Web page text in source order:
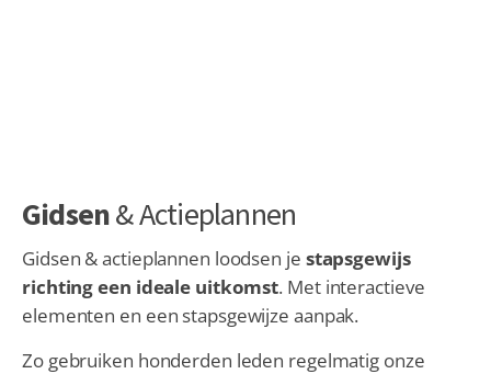
Gidsen& Actieplannen
Gidsen & actieplannen loodsen je stapsgewijs
richting een ideale uitkomst. Met interactieve
elementen en een stapsgewijze aanpak.
Zo gebruiken honderden leden regelmatig onze